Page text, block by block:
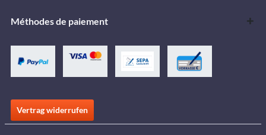
Méthodes de paiement
Vertrag widerrufen